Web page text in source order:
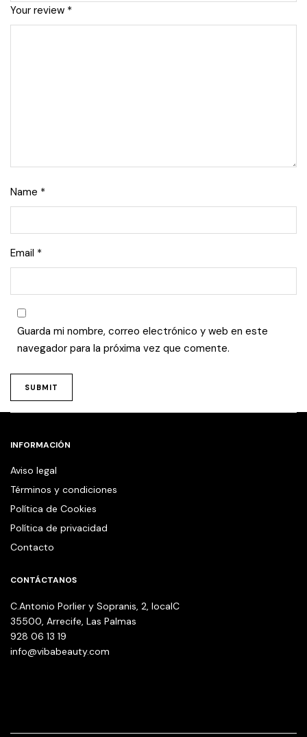
Your review *
Name *
Email *
Guarda mi nombre, correo electrónico y web en este
navegador para la próxima vez que comente.
INFORMACIÓN
Aviso legal
Términos y condiciones
Política de Cookies
Política de privacidad
Contacto
CONTÁCTANOS
C.Antonio Porlier y Sopranis, 2, localC
35500, Arrecife, Las Palmas
928 06 13 19
info@vibabeauty.com